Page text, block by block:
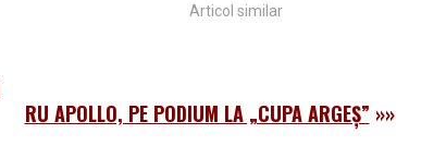
Articol similar
RU APOLLO, PE PODIUM LA „CUPA ARGEŞ” »»